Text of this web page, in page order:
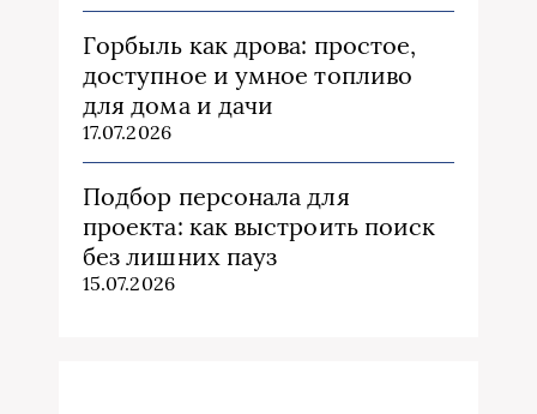
Горбыль как дрова: простое,
доступное и умное топливо
для дома и дачи
17.07.2026
Подбор персонала для
проекта: как выстроить поиск
без лишних пауз
15.07.2026